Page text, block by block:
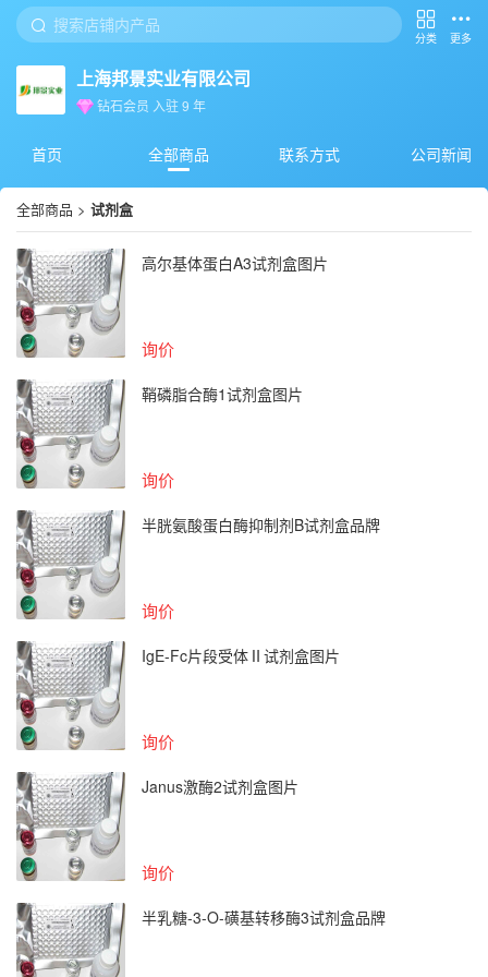
分类 更多
上海邦景实业有限公司
钻石会员 入驻9 年
首页 全部商品 联系方式 公司新闻
全部商品 > 试剂盒
高尔基体蛋白A3试剂盒图片
询价
鞘磷脂合酶1试剂盒图片
询价
半胱氨酸蛋白酶抑制剂B试剂盒品牌
询价
IgE-Fc片段受体Ⅱ试剂盒图片
询价
Janus激酶2试剂盒图片
询价
半乳糖-3-O-磺基转移酶3试剂盒品牌